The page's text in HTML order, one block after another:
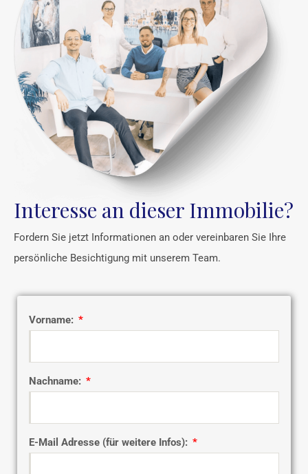
Interesse an dieser Immobilie?
Fordern Sie jetzt Informationen an oder vereinbaren Sie Ihre
persönliche Besichtigung mit unserem Team.
Vorname:
Nachname:
E-Mail Adresse (für weitere Infos):